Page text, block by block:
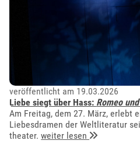
veröffentlicht am 19.03.2026
Liebe siegt über Hass: Romeo
Am Freitag, dem 27. März, erlebt
Liebesdramen der Weltliteratur
theater.weiter lesen